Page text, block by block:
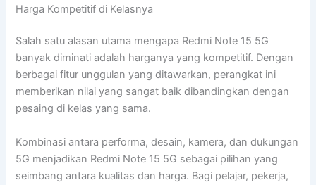
Harga Kompetitif di Kelasnya
Salah satu alasan utama mengapa Redmi Note 15 5G
banyak diminati adalah harganya yang kompetitif. Dengan
berbagai fitur unggulan yang ditawarkan, perangkat ini
memberikan nilai yang sangat baik dibandingkan dengan
pesaing di kelas yang sama.
Kombinasi antara performa, desain, kamera, dan dukungan
5G menjadikan Redmi Note 15 5G sebagai pilihan yang
seimbang antara kualitas dan harga. Bagi pelajar, pekerja,